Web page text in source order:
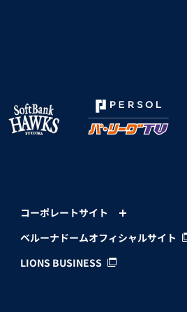
コーポレートサイト
ベルーナドームオフィシャルサイト
LIONS BUSINESS